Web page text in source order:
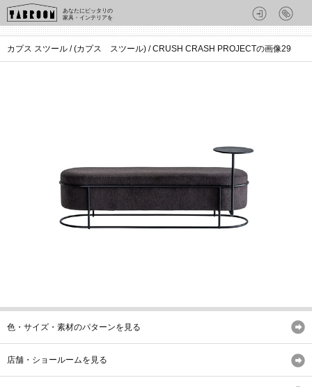
あなたにピッタリの
家具・インテリアを
カプス スツール / (カプス スツール) / CRUSH CRASH PROJECTの画像29
色・サイズ・素材のパターンを見る
店舗・ショールームを見る